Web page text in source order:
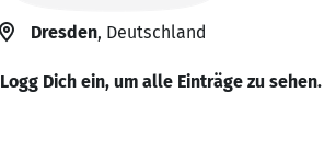
Dresden, Deutschland
Logg Dich ein, um alle Einträge zu sehen.